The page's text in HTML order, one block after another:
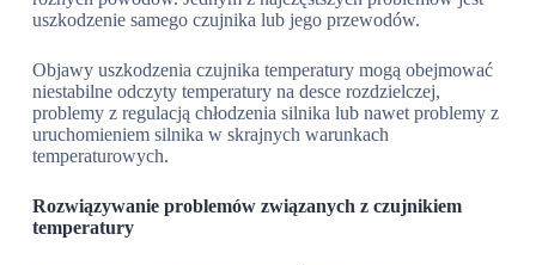
uszkodzenie samego czujnika lub jego przewodów.
Objawy uszkodzenia czujnika temperatury mogą obejmować
niestabilne odczyty temperatury na desce rozdzielczej,
problemy z regulacją chłodzenia silnika lub nawet problemy z
uruchomieniem silnika w skrajnych warunkach
temperaturowych.
Rozwiązywanie problemów związanych z czujnikiem
temperatury